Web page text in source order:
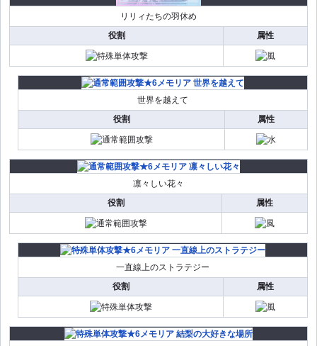
リリィたちの羽休め
役割
属性
世界を越えて
役割
属性
凛々しい花々
役割
属性
一直線上のストラテジー
役割
属性